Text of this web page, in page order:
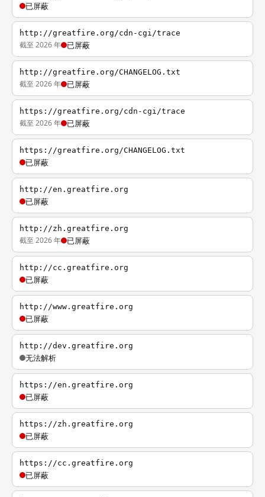
已屏蔽
http://greatfire.org/cdn-cgi/trace
截至 2026 年 已屏蔽
http://greatfire.org/CHANGELOG.txt
截至 2026 年 已屏蔽
https://greatfire.org/cdn-cgi/trace
截至 2026 年 已屏蔽
https://greatfire.org/CHANGELOG.txt
已屏蔽
http://en.greatfire.org
已屏蔽
http://zh.greatfire.org
截至 2026 年 已屏蔽
http://cc.greatfire.org
已屏蔽
http://www.greatfire.org
已屏蔽
http://dev.greatfire.org
无法解析
https://en.greatfire.org
已屏蔽
https://zh.greatfire.org
已屏蔽
https://cc.greatfire.org
已屏蔽